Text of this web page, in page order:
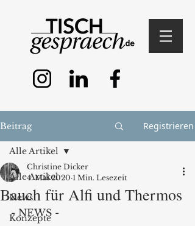
Beitrag Registrieren
Alle Artikel
News
Konzepte
Alle Artikel
Bauch für Alfi und Thermos
Christine Dicker
4. Mai 2020 1 Min. Lesezeit
- NEWS -